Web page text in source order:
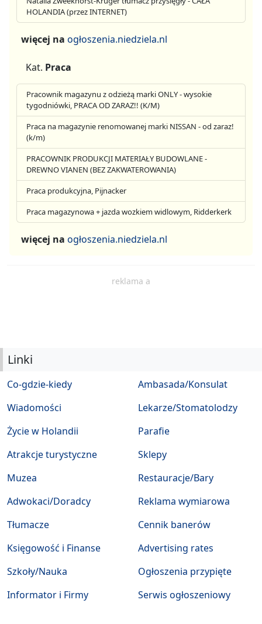
HOLANDIA (przez INTERNET)
więcej na ogłoszenia.niedziela.nl
Kat. Praca
Pracownik magazynu z odzieżą marki ONLY - wysokie
tygodniówki, PRACA OD ZARAZ!! (K/M)
Praca na magazynie renomowanej marki NISSAN - od zaraz!
(k/m)
PRACOWNIK PRODUKCJI MATERIAŁY BUDOWLANE -
DREWNO VIANEN (BEZ ZAKWATEROWANIA)
Praca produkcyjna, Pijnacker
Praca magazynowa + jazda wozkiem widlowym, Ridderkerk
więcej na ogłoszenia.niedziela.nl
reklama a
Linki
Co-gdzie-kiedy
Wiadomości
Życie w Holandii
Atrakcje turystyczne
Muzea
Ambasada/Konsulat
Lekarze/Stomatolodzy
Parafie
Sklepy
Restauracje/Bary
Adwokaci/Doradcy
Tłumacze
Księgowość i Finanse
Szkoły/Nauka
Informator i Firmy
Reklama wymiarowa
Cennik banerów
Advertising rates
Ogłoszenia przypięte
Serwis ogłoszeniowy